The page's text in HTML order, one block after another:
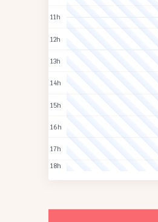
11h
12h
13h
14h
15h
16h
17h
18h